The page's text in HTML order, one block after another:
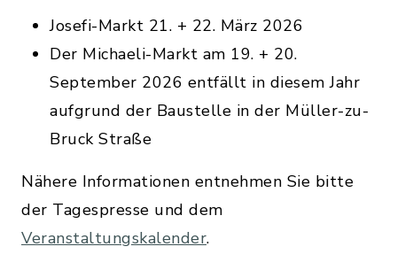
Josefi-Markt 21. + 22. März 2026
Der Michaeli-Markt am 19. + 20.
September 2026 entfällt in diesem Jahr
aufgrund der Baustelle in der Müller-zu-
Bruck Straße
Nähere Informationen entnehmen Sie bitte
der Tagespresse und dem
Veranstaltungskalender.